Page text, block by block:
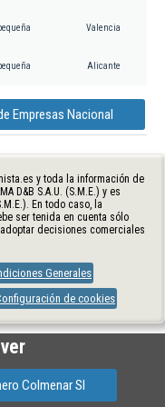
Valencia
Alicante
Empresas Nacional
y toda la información de
D&B S.A.U. (S.M.E.) y es
En todo caso, la
ser tenida en cuenta sólo
decisiones comerciales
Generales
de cookies
Colmenar Sl